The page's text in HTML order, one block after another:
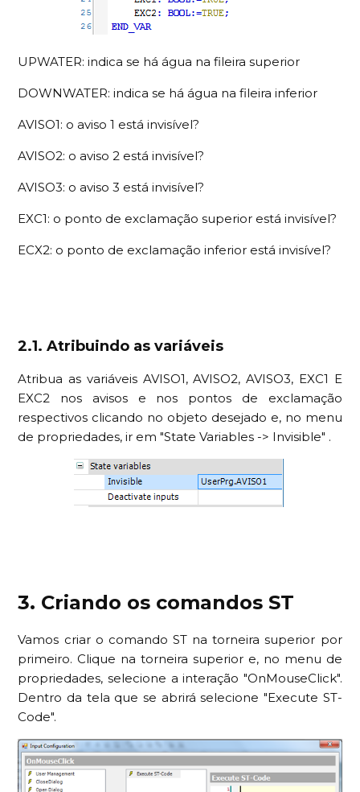
UPWATER: indica se há água na fileira superior
DOWNWATER: indica se há água na fileira inferior
AVISO1: o aviso 1 está invisível?
AVISO2: o aviso 2 está invisível?
AVISO3: o aviso 3 está invisível?
EXC1: o ponto de exclamação superior está invisível?
ECX2: o ponto de exclamação inferior está invisível?
2.1. Atribuindo as variáveis
Atribua as variáveis AVISO1, AVISO2, AVISO3, EXC1 E
EXC2 nos avisos e nos pontos de exclamação
respectivos clicando no objeto desejado e, no menu
de propriedades, ir em "State Variables -> Invisible" .
3. Criando os comandos ST
Vamos criar o comando ST na torneira superior por
primeiro. Clique na torneira superior e, no menu de
propriedades, selecione a interação "OnMouseClick".
Dentro da tela que se abrirá selecione "Execute ST-
Code".